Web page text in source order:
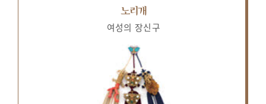
노리개
여성의 장신구